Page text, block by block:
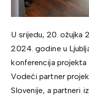
U srijedu, 20. ožujka
2024. godine u
konferencija projekta
Vodeći partner
Slovenije, a partneri